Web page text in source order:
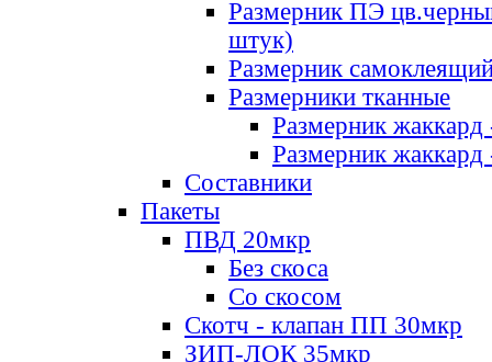
Размерник ПЭ
штук)
Размерник
Размерники тканные
Размерник
Размерник
Составники
Пакеты
ПВД 20мкр
Без скоса
Со скосом
Скотч - клапан ПП 30мкр
ЗИП-ЛОК 35мкр